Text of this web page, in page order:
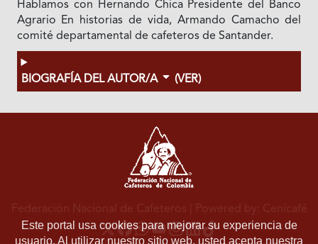
Hablamos con Hernando Chica Presidente del Banco
Agrario En historias de vida, Armando Camacho del
comité departamental de cafeteros de Santander.
BIOGRAFÍA DEL AUTOR/A (VER)
Este portal usa cookies para mejorar su experiencia de
usuario. Al utilizar nuestro sitio web, usted acepta nuestra
Federación Nacional de Cafeteros | Powered by: Cenicafé